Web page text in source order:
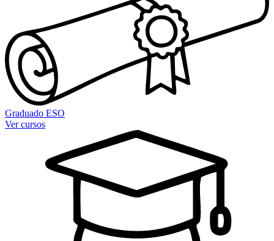
Graduado ESO
Ver cursos